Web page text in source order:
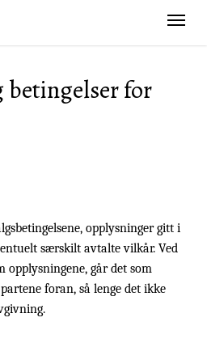
Menu
betingelser for
opplysninger gitt i
særskilt avtalte vilkår. Ved
går det som
foran, så lenge det ikke